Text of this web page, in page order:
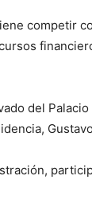
competir
del